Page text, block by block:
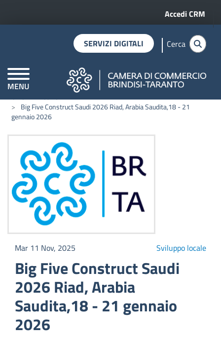
Menu
Accedi CRM
MENU
CAMERE DI COMMERCIO D'ITALIA
SERVIZI DIGITALI Cerca
Home
Notizie
Big Five Construct Saudi 2026 Riad, Arabia Saudita,18 - 21
gennaio 2026
Mar 11 Nov, 2025
Big Five Construct Saudi
2026 Riad, Arabia
Saudita,18 - 21 gennaio
2026
Sviluppo locale